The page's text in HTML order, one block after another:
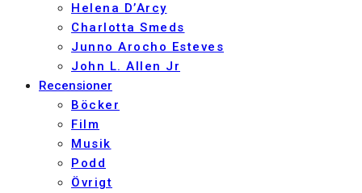
Helena D’Arcy
Charlotta Smeds
Junno Arocho Esteves
John L. Allen Jr
Recensioner
Böcker
Film
Musik
Podd
Övrigt